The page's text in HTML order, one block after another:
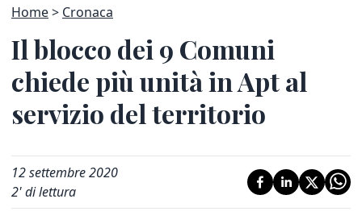
Home Cronaca
Il blocco dei 9 Comuni
chiede più unità in Apt al
servizio del territorio
12 settembre 2020
2' di lettura